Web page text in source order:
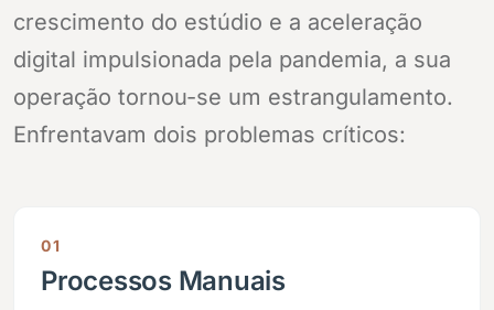
crescimento do estúdio e a aceleração
digital impulsionada pela pandemia, a sua
operação tornou-se um estrangulamento.
Enfrentavam dois problemas críticos:
01
Processos Manuais